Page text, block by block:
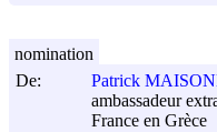
De:
Patrick
ambassadeur
France en Grèce
nomination